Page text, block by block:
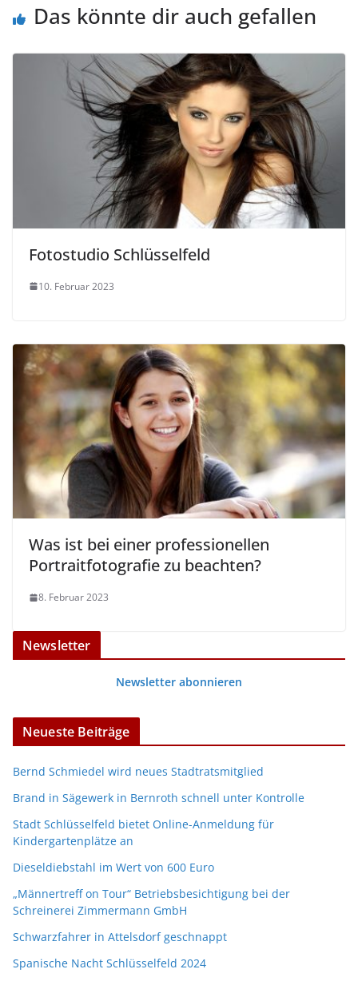
Das könnte dir auch gefallen
Fotostudio Schlüsselfeld
10. Februar 2023
Was ist bei einer professionellen
Portraitfotografie zu beachten?
8. Februar 2023
Newsletter
Newsletter abonnieren
Neueste Beiträge
Bernd Schmiedel wird neues Stadtratsmitglied
Brand in Sägewerk in Bernroth schnell unter Kontrolle
Stadt Schlüsselfeld bietet Online-Anmeldung für
Kindergartenplätze an
Dieseldiebstahl im Wert von 600 Euro
„Männertreff on Tour“ Betriebsbesichtigung bei der
Schreinerei Zimmermann GmbH
Schwarzfahrer in Attelsdorf geschnappt
Spanische Nacht Schlüsselfeld 2024